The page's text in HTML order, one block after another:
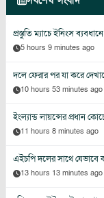
প্রস্তুতি ম্যাচে ইনিংস
5 hours 9 minutes ago
দলে ফেরার পর যা করে
10 hours 53 minutes ago
ইংল্যান্ড লায়ন্সের প্রধান
11 hours 8 minutes ago
এইচপি দলের সাথে যেভাবে
13 hours 13 minutes ago